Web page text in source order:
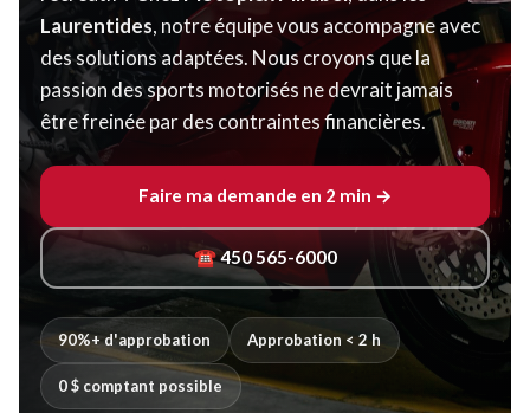
Laurentides, notre équipe vous accompagne avec
des solutions adaptées. Nous croyons que la
passion des sports motorisés ne devrait jamais
être freinée par des contraintes financières.
Faire ma demande en 2 min →
☎ 450 565-6000
90%+ d'approbation Approbation < 2 h
0 $ comptant possible